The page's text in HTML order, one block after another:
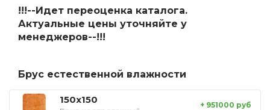
!!!--Идет переоценка каталога.
Актуальные цены уточняйте у
менеджеров--!!!
Брус естественной влажности
150x150 + 951000 руб